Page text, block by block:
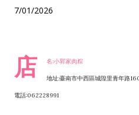
7/01/2026
店 名:小郭家肉粽
地址:臺南市中西區城隍里青年路
電話:062228991